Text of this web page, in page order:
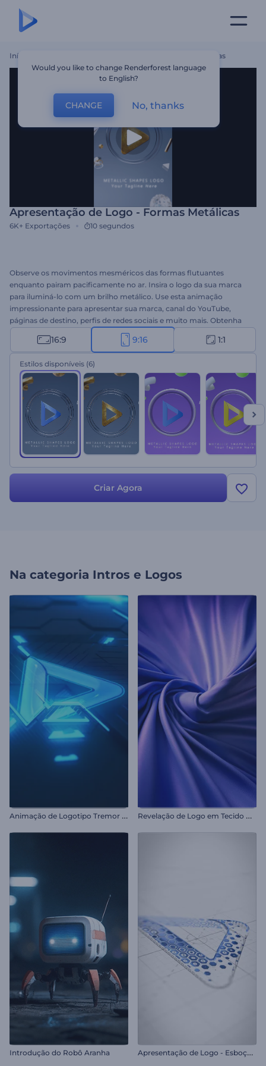
Início Apresentação De Logo - Formas Metálicas
Apresentação de Logo - Formas Metálicas
6K+ Exportações 10 segundos
Observe os movimentos mesméricos das formas flutuantes
enquanto pairam pacificamente no ar. Insira o logo da sua marca
para iluminá-lo com um brilho metálico. Use esta animação
impressionante para apresentar sua marca, canal do YouTube,
páginas de destino, perfis de redes sociais e muito mais. Obtenha
uma apresentação sofisticada para seu logo hoje mesmo!
16:9 9:16 1:1
Estilos disponíveis (6)
Criar Agora
Na categoria Intros e Logos
A
nimação de Logotipo Tremor Neon R
evelação de Logo em Tecido Macio
Introdução do Robô Aranha A
presentação de Logo - Esboço de Hexágonos
Would you like to change Renderforest language
to English?
CHANGE No, thanks